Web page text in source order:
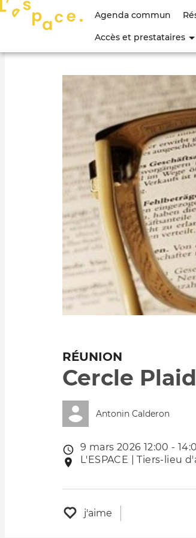
Menu
compte
l'utilisateur
Agenda commun
Accès et prestataires
RÉUNION
Cercle
Antonin Calderon
Date
de
9 mars 2026 12:00 -
Lieu
L'ESPACE | Tiers-lieu
j'aime